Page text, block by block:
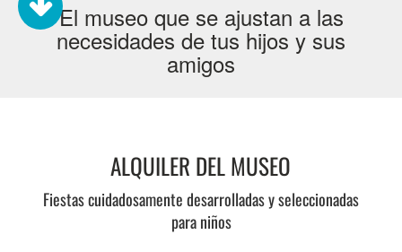
El museo que se ajustan a las
necesidades de tus hijos y sus
amigos
ALQUILER DEL MUSEO
Fiestas cuidadosamente desarrolladas y seleccionadas
para niños